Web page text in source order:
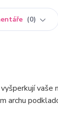
0
vaše
archu